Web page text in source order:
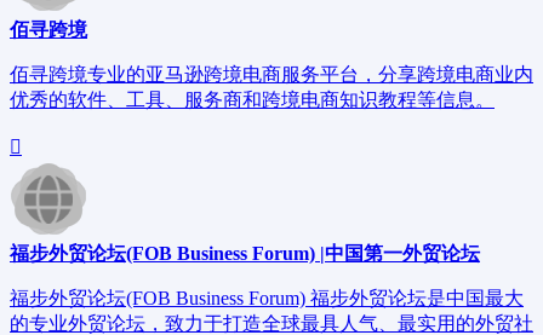
佰寻跨境
佰寻跨境专业的亚马逊跨境电商服务平台，分享跨境电商业内
优秀的软件、工具、服务商和跨境电商知识教程等信息。
福步外贸论坛(FOB Business Forum) |中国第一外贸论坛
福步外贸论坛(FOB Business Forum) 福步外贸论坛是中国最大
的专业外贸论坛，致力于打造全球最具人气、最实用的外贸社